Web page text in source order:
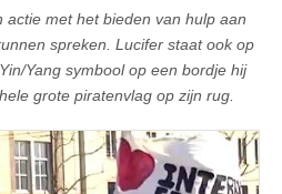
actie met het bieden van hulp aan
spreken. Lucifer staat ook op
Yang symbool op een bordje hij
grote piratenvlag op zijn rug.